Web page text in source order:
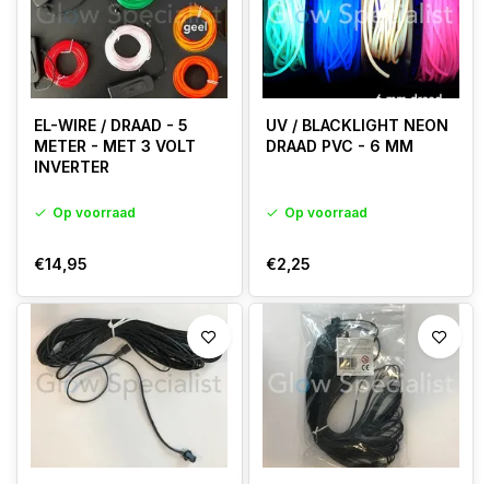
EL-WIRE / DRAAD - 5
METER - MET 3 VOLT
INVERTER
Op voorraad
€14,95
UV / BLACKLIGHT NEON
DRAAD PVC - 6 MM
Op voorraad
€2,25